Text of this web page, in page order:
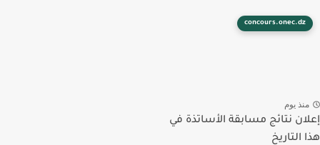
concours.onec.dz
يوم
نتائج مسابقة الأساتذة في
التاريخ